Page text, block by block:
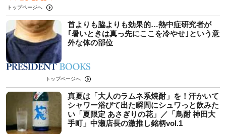
トップページへ
首よりも脇よりも効果的…熱中症研究者が
｢暑いときは真っ先にここを冷やせ｣という意
外な体の部位
トップページへ
真夏は「大人のラムネ系焼酎」を！汗かいて
シャワー浴びて出た瞬間にシュワっと飲みた
い「夏限定 あさぎりの花」／「鳥酎 神田大
手町」中瀬店長の激推し銘柄vol.1